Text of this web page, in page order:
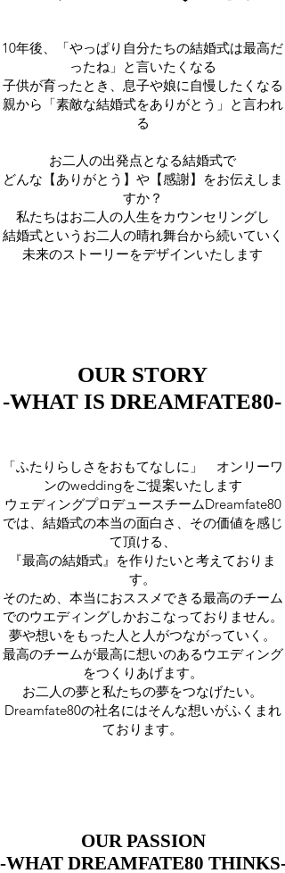
10年後、「やっぱり自分たちの結婚式は最高だ
ったね」と言いたくなる
子供が育ったとき、息子や娘に自慢したくなる
親から「素敵な結婚式をありがとう」と言われ
る
お二人の出発点となる結婚式で
どんな【ありがとう】や【感謝】をお伝えしま
すか？
私たちはお二人の人生をカウンセリングし
結婚式というお二人の晴れ舞台から続いていく
未来のストーリーをデザインいたします
OUR STORY
-WHAT IS DREAMFATE80-
OUR STORY
-WHAT IS DREAMFATE80-
「ふたりらしさをおもてなしに」 オンリーワ
ンのweddingをご提案いたします
ウェディングプロデュースチームDreamfate80
では、結婚式の本当の面白さ、その価値を感じ
て頂ける、
『最高の結婚式』を作りたいと考えておりま
す。
そのため、本当におススメできる最高のチーム
でのウエディングしかおこなっておりません。
夢や想いをもった人と人がつながっていく。
最高のチームが最高に想いのあるウエディング
をつくりあげます。
お二人の夢と私たちの夢をつなげたい。
Dreamfate80の社名にはそんな想いがふくまれ
ております。
OUR PASSION
-WHAT DREAMFATE80 THINKS-
OUR PASSION
-WHAT DREAMFATE80 THINKS-